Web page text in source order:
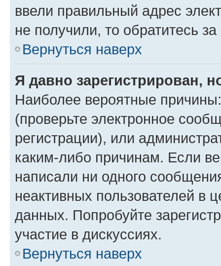
ввели правильный адрес
не получили, то обратитесь
Вернуться наверх
Я давно зарегистрирован,
Наиболее вероятные
(проверьте электронное
регистрации), или
каким-либо причинам. Если
написали ни одного
неактивных пользователей в
данных. Попробуйте
участие в дискуссиях.
Вернуться наверх